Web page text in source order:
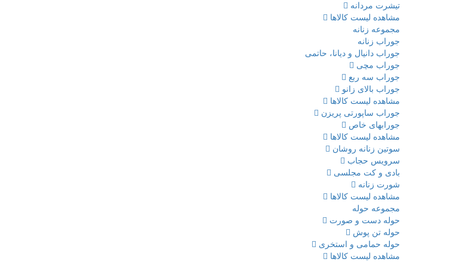
تیشرت مردانه
مشاهده لیست کالاها
مجموعه زنانه
جوراب زنانه
جوراب دانیال و دیانا، حاتمی
جوراب مچی
جوراب سه ربع
جوراب بالای زانو
مشاهده لیست کالاها
جوراب ساپورتی پریزن
جورابهای خاص
مشاهده لیست کالاها
سوتین زنانه روشان
سرویس حجاب
بادی و کت مجلسی
شورت زنانه
مشاهده لیست کالاها
مجموعه حوله
حوله دست و صورت
حوله تن پوش
حوله حمامی و استخری
مشاهده لیست کالاها